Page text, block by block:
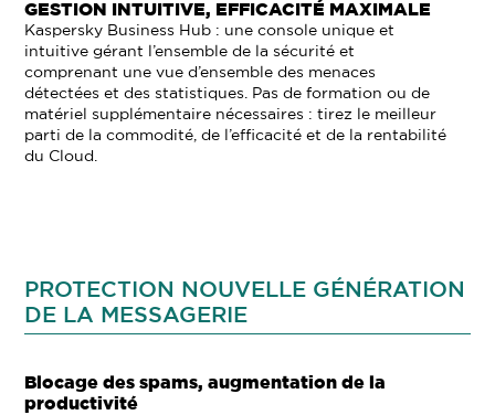
GESTION INTUITIVE, EFFICACITÉ MAXIMALE
Kaspersky Business Hub : une console unique et
intuitive gérant l’ensemble de la sécurité et
comprenant une vue d’ensemble des menaces
détectées et des statistiques. Pas de formation ou de
matériel supplémentaire nécessaires : tirez le meilleur
parti de la commodité, de l’efficacité et de la rentabilité
du Cloud.
PROTECTION NOUVELLE GÉNÉRATION
DE LA MESSAGERIE
Blocage des spams, augmentation de la
productivité